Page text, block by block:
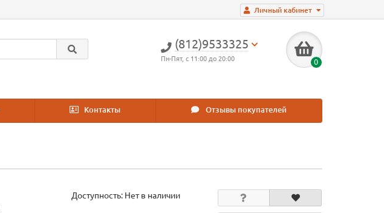
Личный кабинет
(812)9533325
Пн-Пят, с 11:00 до 20:00 0
Контакты Отзывы покупателей
Доступность: Нет в наличии